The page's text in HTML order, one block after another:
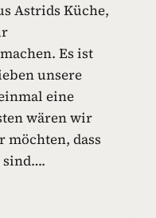
Astrids Küche,
Es ist
unsere
eine
wären wir
dass
sind….